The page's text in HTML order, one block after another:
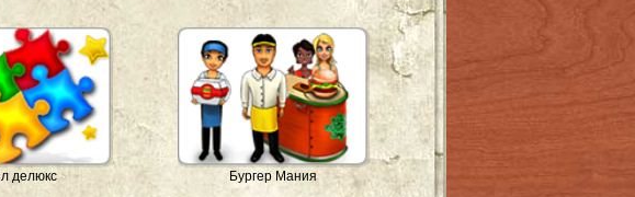
делюкс Бургер Мания